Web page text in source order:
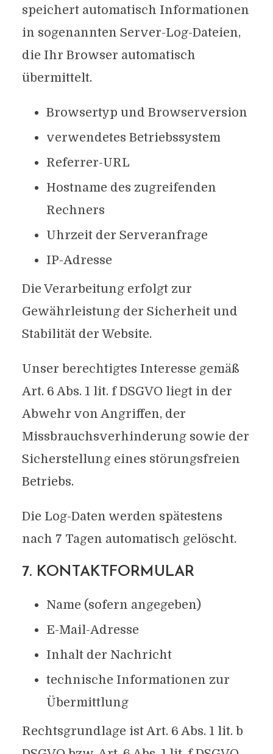
speichert automatisch Informationen
in sogenannten Server-Log-Dateien,
die Ihr Browser automatisch
übermittelt.
Browsertyp und Browserversion
verwendetes Betriebssystem
Referrer-URL
Hostname des zugreifenden
Rechners
Uhrzeit der Serveranfrage
IP-Adresse
Die Verarbeitung erfolgt zur
Gewährleistung der Sicherheit und
Stabilität der Website.
Unser berechtigtes Interesse gemäß
Art. 6 Abs. 1 lit. f DSGVO liegt in der
Abwehr von Angriffen, der
Missbrauchsverhinderung sowie der
Sicherstellung eines störungsfreien
Betriebs.
Die Log-Daten werden spätestens
nach 7 Tagen automatisch gelöscht.
7. KONTAKTFORMULAR
Name (sofern angegeben)
E-Mail-Adresse
Inhalt der Nachricht
technische Informationen zur
Übermittlung
Rechtsgrundlage ist Art. 6 Abs. 1 lit. b